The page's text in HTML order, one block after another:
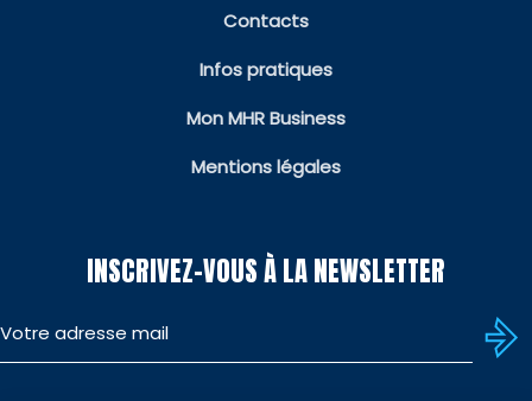
Contacts
Infos pratiques
Mon MHR Business
Mentions légales
INSCRIVEZ-VOUS À LA NEWSLETTER